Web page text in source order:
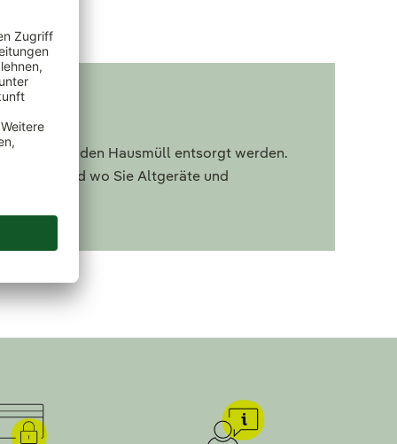
nicht über den Hausmüll entsorgt werden.
wie und wo Sie Altgeräte und